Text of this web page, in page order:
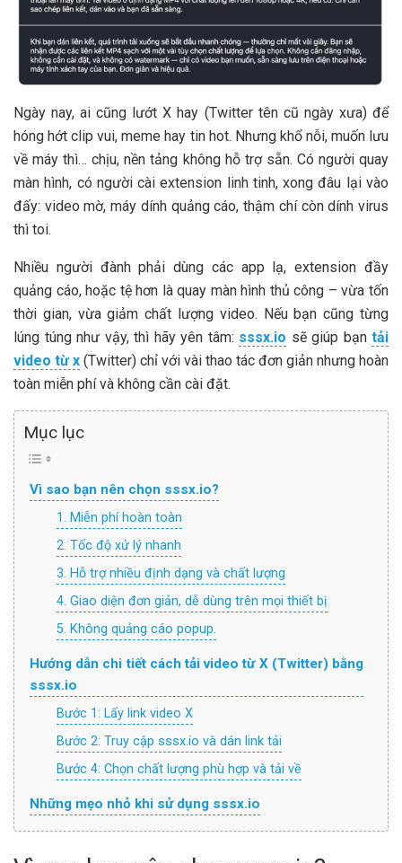
Ngày nay, ai cũng lướt X hay (Twitter tên cũ ngày xưa) để
hóng hớt clip vui, meme hay tin hot. Nhưng khổ nỗi, muốn lưu
về máy thì… chịu, nền tảng không hỗ trợ sẵn. Có người quay
màn hình, có người cài extension linh tinh, xong đâu lại vào
đấy: video mờ, máy dính quảng cáo, thậm chí còn dính virus
thì toi.
Nhiều người đành phải dùng các app lạ, extension đầy
quảng cáo, hoặc tệ hơn là quay màn hình thủ công – vừa tốn
thời gian, vừa giảm chất lượng video. Nếu bạn cũng từng
lúng túng như vậy, thì hãy yên tâm: sssx.io sẽ giúp bạn tải
video từ x (Twitter) chỉ với vài thao tác đơn giản nhưng hoàn
toàn miễn phí và không cần cài đặt.
Mục lục
Vì sao bạn nên chọn sssx.io?
1. Miễn phí hoàn toàn
2. Tốc độ xử lý nhanh
3. Hỗ trợ nhiều định dạng và chất lượng
4. Giao diện đơn giản, dễ dùng trên mọi thiết bị
5. Không quảng cáo popup.
Hướng dẫn chi tiết cách tải video từ X (Twitter) bằng
sssx.io
Bước 1: Lấy link video X
Bước 2: Truy cập sssx.io và dán link tải
Bước 4: Chọn chất lượng phù hợp và tải về
Những mẹo nhỏ khi sử dụng sssx.io